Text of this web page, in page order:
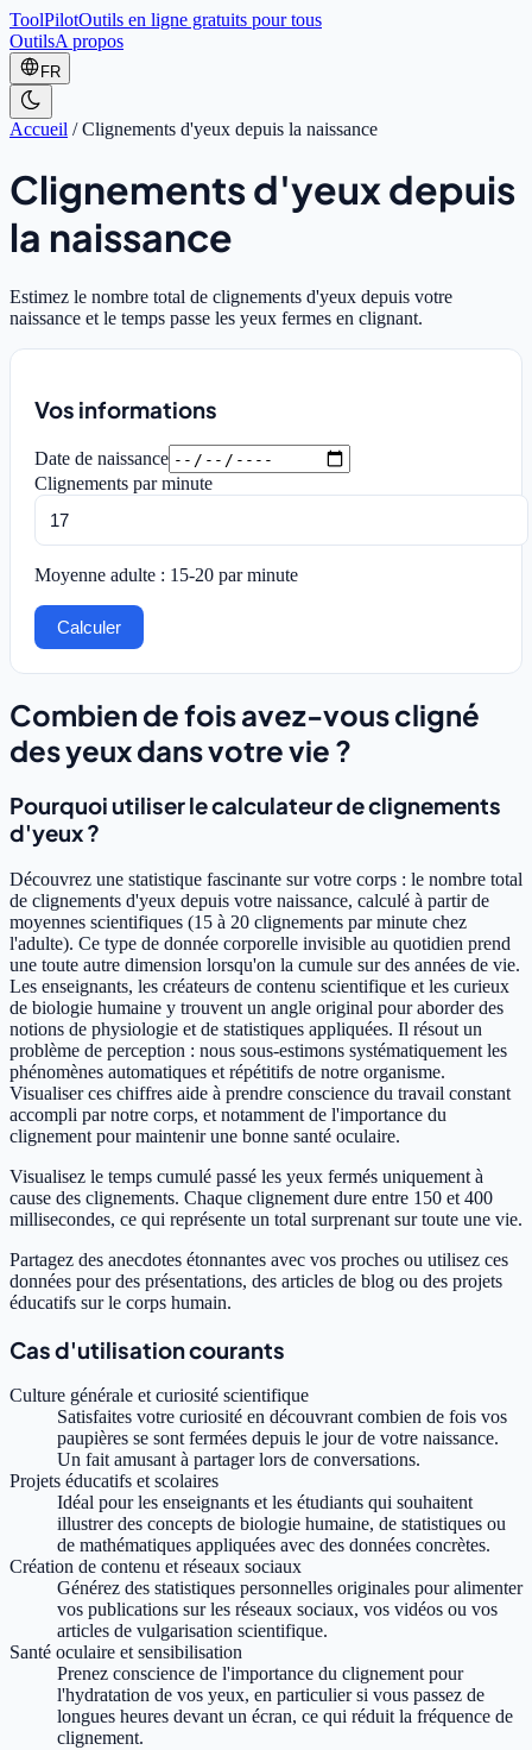
ToolPilotOutils en ligne gratuits pour tous
OutilsA propos
FR
Accueil /Clignements d'yeux depuis la naissance
Clignements d'yeux depuis
la naissance
Estimez le nombre total de clignements d'yeux depuis votre
naissance et le temps passe les yeux fermes en clignant.
Vos informations
Date de naissance
Clignements par minute
Moyenne adulte : 15-20 par minute
Calculer
Combien de fois avez-vous cligné
des yeux dans votre vie ?
Pourquoi utiliser le calculateur de clignements
d'yeux ?
Découvrez une statistique fascinante sur votre corps : le nombre total
de clignements d'yeux depuis votre naissance, calculé à partir de
moyennes scientifiques (15 à 20 clignements par minute chez
l'adulte). Ce type de donnée corporelle invisible au quotidien prend
une toute autre dimension lorsqu'on la cumule sur des années de vie.
Les enseignants, les créateurs de contenu scientifique et les curieux
de biologie humaine y trouvent un angle original pour aborder des
notions de physiologie et de statistiques appliquées. Il résout un
problème de perception : nous sous-estimons systématiquement les
phénomènes automatiques et répétitifs de notre organisme.
Visualiser ces chiffres aide à prendre conscience du travail constant
accompli par notre corps, et notamment de l'importance du
clignement pour maintenir une bonne santé oculaire.
Visualisez le temps cumulé passé les yeux fermés uniquement à
cause des clignements. Chaque clignement dure entre 150 et 400
millisecondes, ce qui représente un total surprenant sur toute une vie.
Partagez des anecdotes étonnantes avec vos proches ou utilisez ces
données pour des présentations, des articles de blog ou des projets
éducatifs sur le corps humain.
Cas d'utilisation courants
Culture générale et curiosité scientifique
Satisfaites votre curiosité en découvrant combien de fois vos
paupières se sont fermées depuis le jour de votre naissance.
Un fait amusant à partager lors de conversations.
Projets éducatifs et scolaires
Idéal pour les enseignants et les étudiants qui souhaitent
illustrer des concepts de biologie humaine, de statistiques ou
de mathématiques appliquées avec des données concrètes.
Création de contenu et réseaux sociaux
Générez des statistiques personnelles originales pour alimenter
vos publications sur les réseaux sociaux, vos vidéos ou vos
articles de vulgarisation scientifique.
Santé oculaire et sensibilisation
Prenez conscience de l'importance du clignement pour
l'hydratation de vos yeux, en particulier si vous passez de
longues heures devant un écran, ce qui réduit la fréquence de
clignement.